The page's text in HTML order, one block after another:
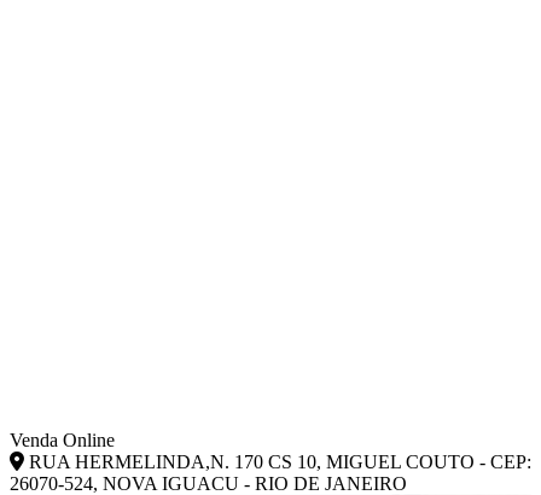
Venda Online
RUA HERMELINDA,N. 170 CS 10, MIGUEL COUTO - CEP:
26070-524, NOVA IGUACU - RIO DE JANEIRO